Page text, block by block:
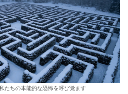
たちの本能的な恐怖を呼び覚ます